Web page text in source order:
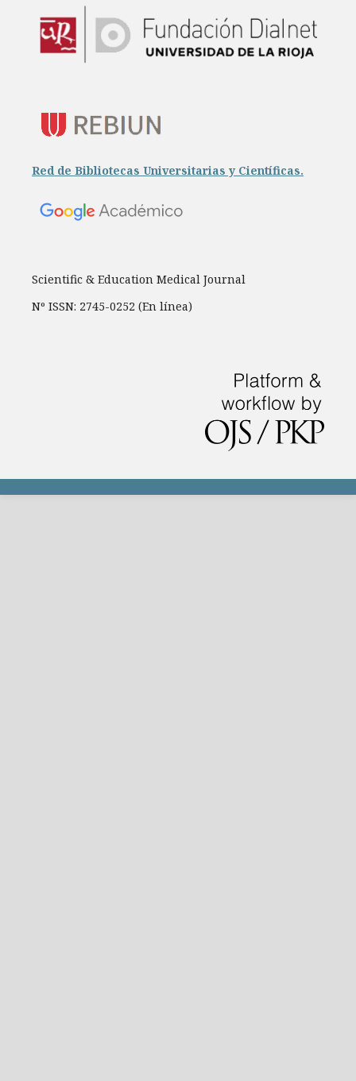
Red de Bibliotecas Universitarias y Científicas.
Scientific & Education Medical Journal
Nº ISSN: 2745-0252 (En línea)